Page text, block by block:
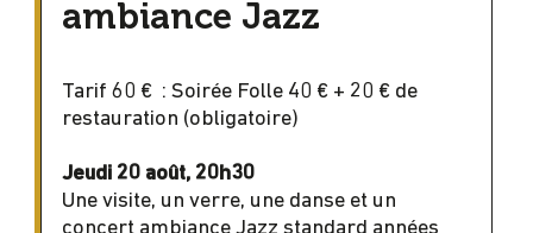
ambiance Jazz
Tarif 60 € : Soirée Folle 40 € + 20 € de
restauration (obligatoire)
Jeudi 20 août, 20h30
Une visite, un verre, une danse et un